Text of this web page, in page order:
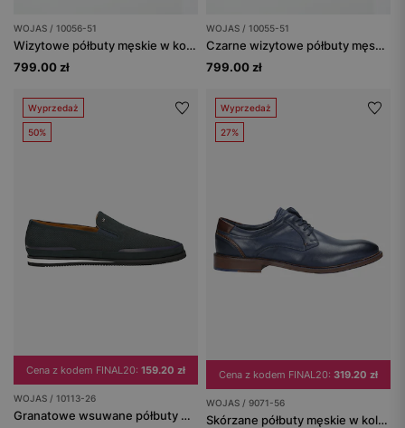
WOJAS / 10056-51
Wizytowe półbuty męskie w kolorze czarnym - linia PREMIUM
799.00 zł
WOJAS / 10055-51
Czarne wizytowe półbuty męskie z linii PREMIUM
799.00 zł
Wyprzedaż
50%
Cena z kodem FINAL20: 159.20 zł
WOJAS / 10113-26
Granatowe wsuwane półbuty męskie z nubuku
Wyprzedaż
27%
Cena z kodem FINAL20: 319.20 zł
WOJAS / 9071-56
Skórzane półbuty męskie w kolorze granatowym